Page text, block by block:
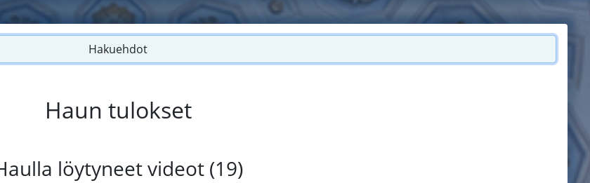
Hakuehdot
Haun tulokset
löytyneet videot (19)